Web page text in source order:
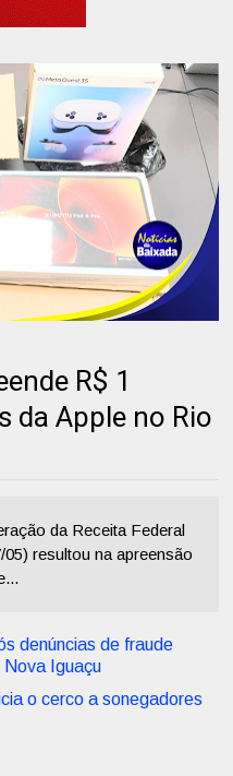
R$ 1
da Apple no Rio
da Receita Federal
resultou na apreensão
denúncias de fraude
Nova Iguaçu
o cerco a sonegadores